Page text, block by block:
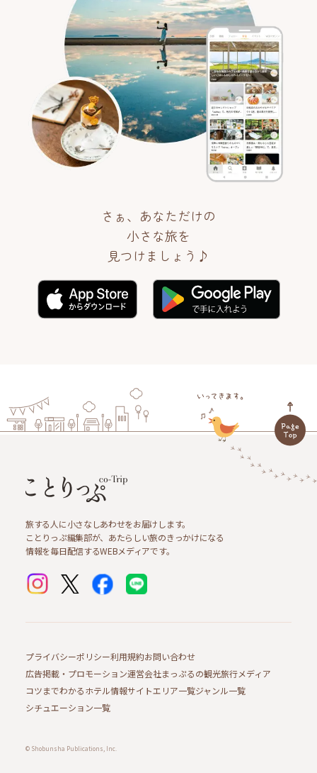
さぁ、あなただけの
小さな旅を
見つけましょう♪
旅する人に小さなしあわせをお届けします。
ことりっぷ編集部が、あたらしい旅のきっかけになる
情報を毎日配信するWEBメディアです。
プライバシーポリシー利用規約お問い合わせ
広告掲載・プロモーション運営会社まっぷるの観光旅行メディア
コツまでわかるホテル情報サイトエリア一覧ジャンル一覧
シチュエーション一覧
© Shobunsha Publications, Inc.